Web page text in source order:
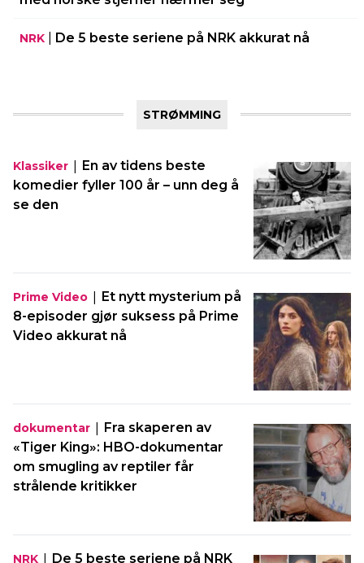
NRK De 5 beste seriene på NRK akkurat nå
STRØMMING
Klassiker | En av tidens beste
komedier fyller 100 år – unn deg å
se den
Prime Video | Et nytt mysterium på
8-episoder gjør suksess på Prime
Video akkurat nå
dokumentar | Fra skaperen av
«Tiger King»: HBO-dokumentar
om smugling av reptiler får
strålende kritikker
NRK | De 5 beste seriene på NRK